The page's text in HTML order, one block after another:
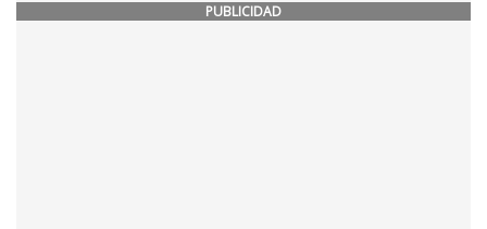
PUBLICIDAD